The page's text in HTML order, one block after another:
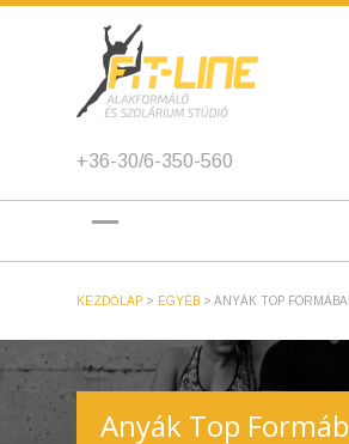
+36-30/6-350-560
KEZDŐLAP > EGYÉB > ANYÁK TOP
Anyák Top